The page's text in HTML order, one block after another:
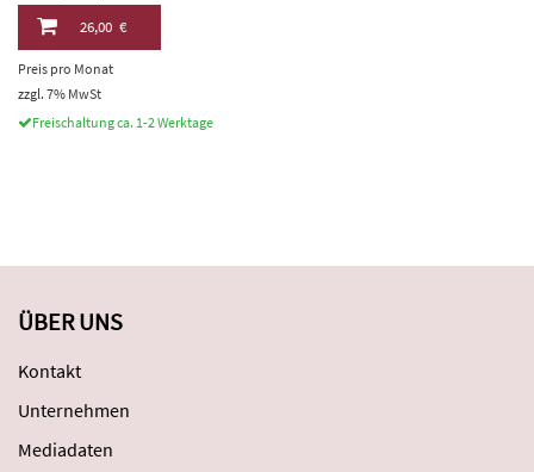
26,00 €
Preis pro Monat
zzgl. 7% MwSt
Freischaltung ca. 1-2 Werktage
ÜBER UNS
Kontakt
Unternehmen
Mediadaten